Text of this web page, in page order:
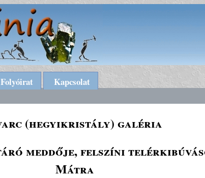
Kapcsolat
(hegyikristály) galéria
meddője, felszíni
Mátra